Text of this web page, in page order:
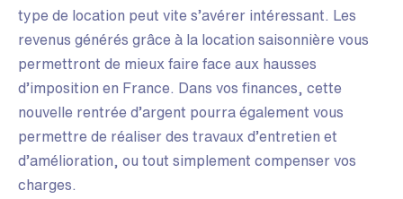
type de location peut vite s’avérer intéressant. Les
revenus générés grâce à la location saisonnière vous
permettront de mieux faire face aux hausses
d’imposition en France. Dans vos finances, cette
nouvelle rentrée d’argent pourra également vous
permettre de réaliser des travaux d’entretien et
d’amélioration, ou tout simplement compenser vos
charges.